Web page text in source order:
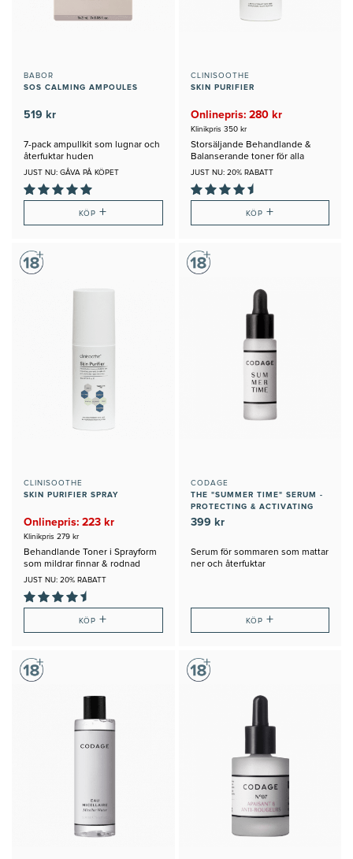
BABOR
SOS CALMING AMPOULES
519 kr
7-pack ampullkit som lugnar och
återfuktar huden
JUST NU: GÅVA PÅ KÖPET
KÖP+
CLINISOOTHE
SKIN PURIFIER
Onlinepris: 280 kr
Klinikpris 350 kr
Storsäljande Behandlande &
Balanserande toner för alla
Hudtyper
JUST NU: 20% RABATT
KÖP +
CLINISOOTHE
SKIN PURIFIER SPRAY
Onlinepris: 223 kr
Klinikpris 279 kr
Behandlande Toner i Sprayform
som mildrar finnar & rodnad
JUST NU: 20% RABATT
KÖP+
CODAGE
THE "SUMMER TIME" SERUM -
PROTECTING & ACTIVATING
399 kr
Serum för sommaren som mattar
ner och återfuktar
KÖP +